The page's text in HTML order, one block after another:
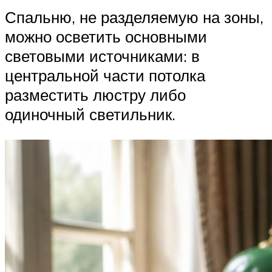
Спальню, не разделяемую на зоны,
можно осветить основными
световыми источниками: в
центральной части потолка
разместить люстру либо
одиночный светильник.